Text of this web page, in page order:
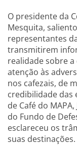
O presidente da
Mesquita,
representantes
transmitirem
realidade sobre
atenção às
nos cafezais, de
credibilidade das
de Café do
do Fundo de
esclareceu os
suas destinações.